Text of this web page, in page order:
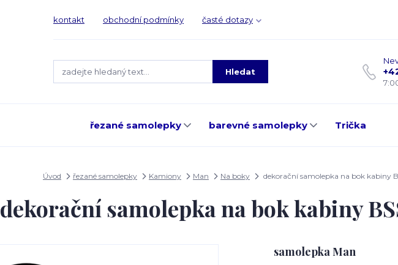
kontakt obchodní podmínky časté dotazy
Hledat
řezané samolepky barevné samolepky Trička
Úvod řezané samolepky Kamiony Man Na boky dekorační samolepka na bok kabiny
dekorační samolepka na bok kabiny
samolepka Man